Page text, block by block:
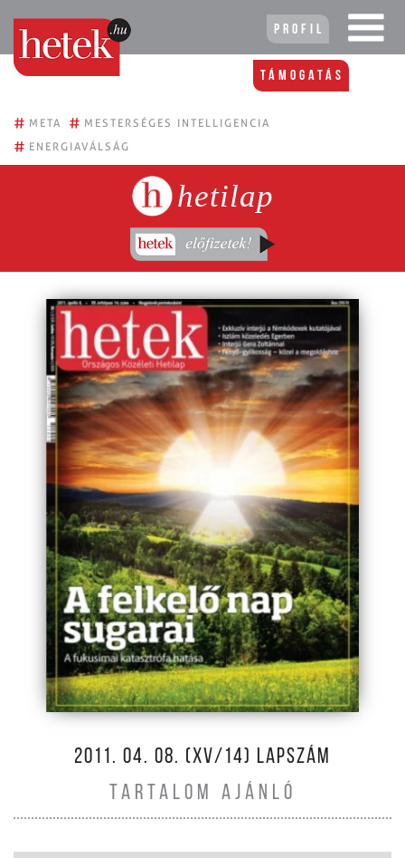
Profil
Támogatás
# META # MESTERSÉGES INTELLIGENCIA
# ENERGIAVÁLSÁG
hetilap
2011. 04. 08. (XV/14) LAPSZÁM
TARTALOM AJÁNLÓ